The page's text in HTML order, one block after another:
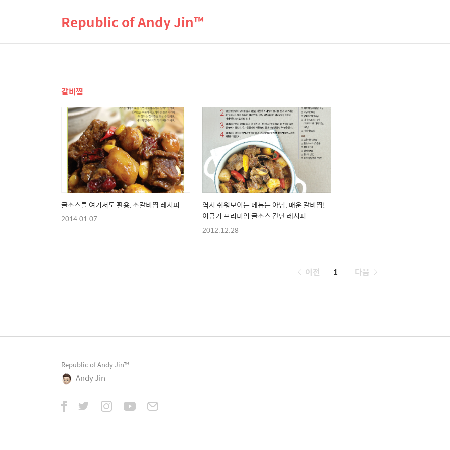
Republic of Andy Jin™
갈비찜
굴소스를 여기서도 활용, 소갈비찜 레시피
2014.01.07
역시 쉬워보이는 메뉴는 아님. 매운 갈비찜! -
이금기 프리미엄 굴소스 간단 레시피
(2012.06)
2012.12.28
페
이전 1 다음
Republic of Andy Jin™
Andy Jin